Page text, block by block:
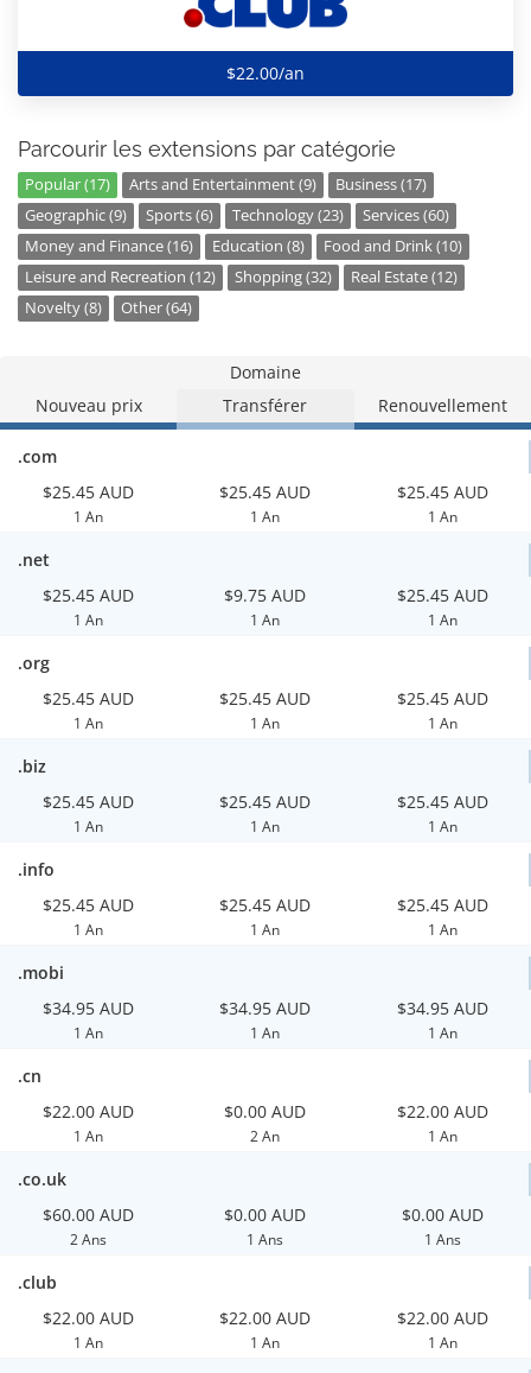
$22.00/an
Parcourir les extensions par catégorie
Popular (17) Arts and Entertainment (9)
Business (17)
Geographic (9)
Sports (6) Technology (23)
Services (60)
Money and Finance (16)
Education (8)
Food and Drink (10)
Leisure and Recreation (12)
Shopping (32)
Real Estate (12)
Novelty (8)
Other (64)
Domaine
Nouveau prix
Transférer Renouvellement
.com
$25.45 AUD
1 An
$25.45 AUD
1 An
$25.45 AUD
1 An
.net
$25.45 AUD
1 An
$9.75 AUD
1 An
$25.45 AUD
1 An
.org
$25.45 AUD
1 An
$25.45 AUD
1 An
$25.45 AUD
1 An
.biz
$25.45 AUD
1 An
$25.45 AUD
1 An
$25.45 AUD
1 An
.info
$25.45 AUD
1 An
$25.45 AUD
1 An
$25.45 AUD
1 An
.mobi
$34.95 AUD
1 An
$34.95 AUD
1 An
$34.95 AUD
1 An
.cn
$22.00 AUD
1 An
$0.00 AUD
2 An
$22.00 AUD
1 An
.co.uk
$60.00 AUD
2 Ans
$0.00 AUD
1 Ans
$0.00 AUD
1 Ans
.club
$22.00 AUD
1 An
$22.00 AUD
1 An
$22.00 AUD
1 An